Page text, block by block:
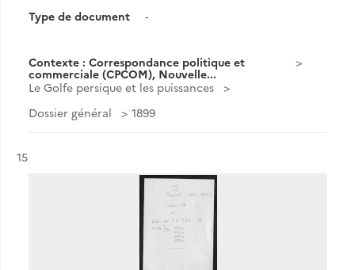
Type de document
-
Contexte : Correspondance politique et
commerciale (CPCOM), Nouvelle...
Le Golfe persique et les puissances
Dossier général
1899
Résultat n°
15